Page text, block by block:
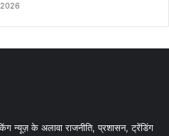
न्यूज़ के अलावा राजनीति, प्रशासन, ट्रेंडिंग